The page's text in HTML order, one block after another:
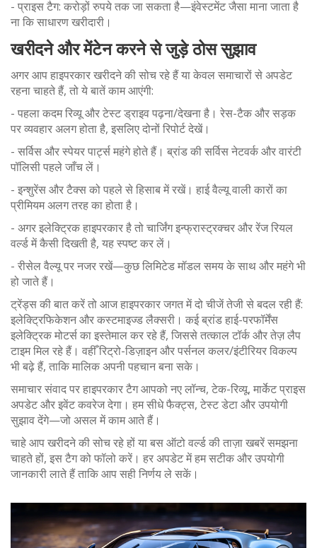
- प्राइस टैग: करोड़ों रुपये तक जा सकता है—इंवेस्टमेंट जैसा माना जाता है
ना कि साधारण खरीदारी।
खरीदने और मेंटेन करने से जुड़े ठोस सुझाव
अगर आप हाइपरकार खरीदने की सोच रहे हैं या केवल समाचारों से अपडेट
रहना चाहते हैं, तो ये बातें काम आएंगी:
- पहला कदम रिव्यू और टेस्ट ड्राइव पढ़ना/देखना है। रेस-टैक और सड़क
पर व्यवहार अलग होता है, इसलिए दोनों रिपोर्ट देखें।
- सर्विस और स्पेयर पार्ट्स महंगे होते हैं। ब्रांड की सर्विस नेटवर्क और वारंटी
पॉलिसी पहले जाँच लें।
- इन्‍शुरेंस और टैक्स को पहले से हिसाब में रखें। हाई वैल्यू वाली कारों का
प्रीमियम अलग तरह का होता है।
- अगर इलेक्ट्रिक हाइपरकार है तो चार्जिंग इन्फ्रास्ट्रक्चर और रेंज रियल
वर्ल्ड में कैसी दिखती है, यह स्पष्ट कर लें।
- रीसेल वैल्यू पर नजर रखें—कुछ लिमिटेड मॉडल समय के साथ और महंगे भी
हो जाते हैं।
ट्रेंड्स की बात करें तो आज हाइपरकार जगत में दो चीजें तेजी से बदल रही हैं:
इलेक्ट्रिफिकेशन और कस्टमाइज्ड लैक्सरी। कई ब्रांड हाई-परफॉर्मेंस
इलेक्ट्रिक मोटर्स का इस्तेमाल कर रहे हैं, जिससे तत्काल टॉर्क और तेज़ लैप
टाइम मिल रहे हैं। वहीँ रिट्रो-डिज़ाइन और पर्सनल कलर/इंटीरियर विकल्प
भी बढ़े हैं, ताकि मालिक अपनी पहचान बना सके।
समाचार संवाद पर हाइपरकार टैग आपको नए लॉन्च, टेक-रिव्यू, मार्केट प्राइस
अपडेट और इवेंट कवरेज देगा। हम सीधे फैक्ट्स, टेस्ट डेटा और उपयोगी
सुझाव देंगे—जो असल में काम आते हैं।
चाहे आप खरीदने की सोच रहे हों या बस ऑटो वर्ल्ड की ताज़ा खबरें समझना
चाहते हों, इस टैग को फॉलो करें। हर अपडेट में हम सटीक और उपयोगी
जानकारी लाते हैं ताकि आप सही निर्णय ले सकें।